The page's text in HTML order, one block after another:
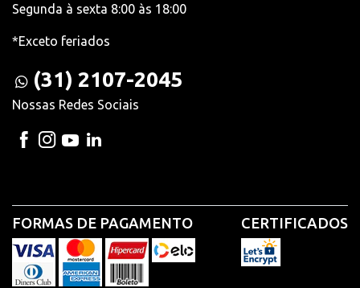
Segunda à sexta 8:00 às 18:00
*Exceto feriados
(31) 2107-2045
Nossas Redes Sociais
FORMAS DE PAGAMENTO CERTIFICADOS